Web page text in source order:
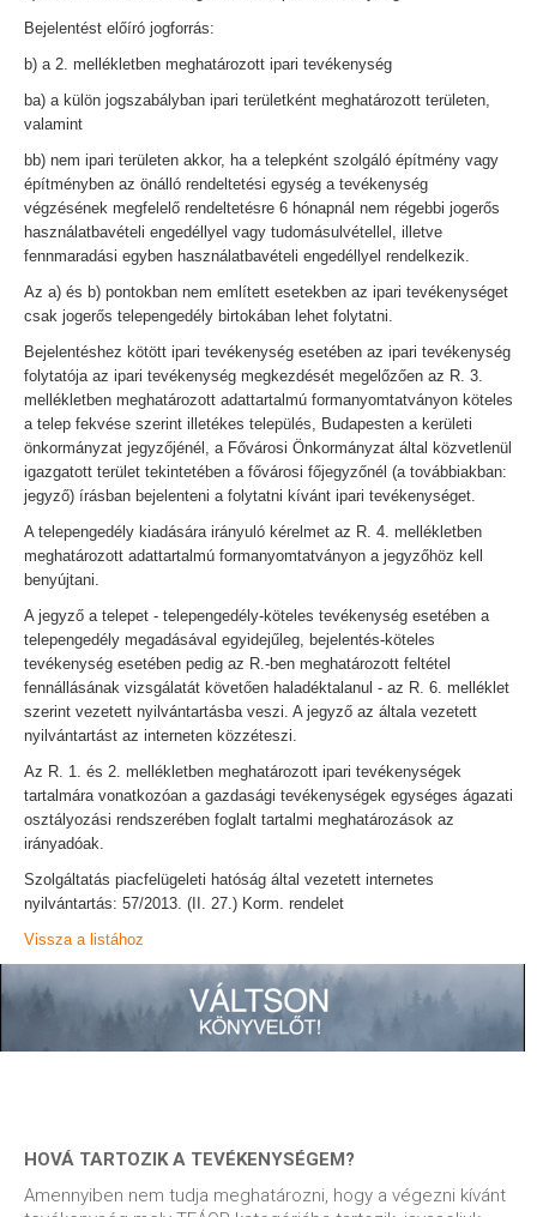
Bejelentést előíró jogforrás:
b) a 2. mellékletben meghatározott ipari tevékenység
ba) a külön jogszabályban ipari területként meghatározott területen,
valamint
bb) nem ipari területen akkor, ha a telepként szolgáló építmény vagy
építményben az önálló rendeltetési egység a tevékenység
végzésének megfelelő rendeltetésre 6 hónapnál nem régebbi jogerős
használatbavételi engedéllyel vagy tudomásulvétellel, illetve
fennmaradási egyben használatbavételi engedéllyel rendelkezik.
Az a) és b) pontokban nem említett esetekben az ipari tevékenységet
csak jogerős telepengedély birtokában lehet folytatni.
Bejelentéshez kötött ipari tevékenység esetében az ipari tevékenység
folytatója az ipari tevékenység megkezdését megelőzően az R. 3.
mellékletben meghatározott adattartalmú formanyomtatványon köteles
a telep fekvése szerint illetékes település, Budapesten a kerületi
önkormányzat jegyzőjénél, a Fővárosi Önkormányzat által közvetlenül
igazgatott terület tekintetében a fővárosi főjegyzőnél (a továbbiakban:
jegyző) írásban bejelenteni a folytatni kívánt ipari tevékenységet.
A telepengedély kiadására irányuló kérelmet az R. 4. mellékletben
meghatározott adattartalmú formanyomtatványon a jegyzőhöz kell
benyújtani.
A jegyző a telepet - telepengedély-köteles tevékenység esetében a
telepengedély megadásával egyidejűleg, bejelentés-köteles
tevékenység esetében pedig az R.-ben meghatározott feltétel
fennállásának vizsgálatát követően haladéktalanul - az R. 6. melléklet
szerint vezetett nyilvántartásba veszi. A jegyző az általa vezetett
nyilvántartást az interneten közzéteszi.
Az R. 1. és 2. mellékletben meghatározott ipari tevékenységek
tartalmára vonatkozóan a gazdasági tevékenységek egységes ágazati
osztályozási rendszerében foglalt tartalmi meghatározások az
irányadóak.
Szolgáltatás piacfelügeleti hatóság által vezetett internetes
nyilvántartás: 57/2013. (II. 27.) Korm. rendelet
Vissza a listához
HOVÁ TARTOZIK A TEVÉKENYSÉGEM?
Amennyiben nem tudja meghatározni, hogy a végezni kívánt